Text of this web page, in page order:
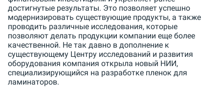
достигнутые результаты. Это позволяет успешно
модернизировать существующие продукты, а также
проводить различные исследования, которые
позволяют делать продукции компании еще более
качественной. Не так давно в дополнение к
существующему Центру исследований и развития
оборудования компания открыла новый НИИ,
специализирующийся на разработке пленок для
ламинаторов.